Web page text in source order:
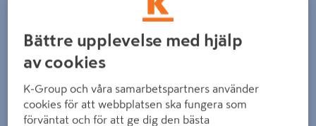
Bättre upplevelse med hjälp
av cookies
K-Group och våra samarbetspartners använder
cookies för att webbplatsen ska fungera som
förväntat och för att ge dig den bästa